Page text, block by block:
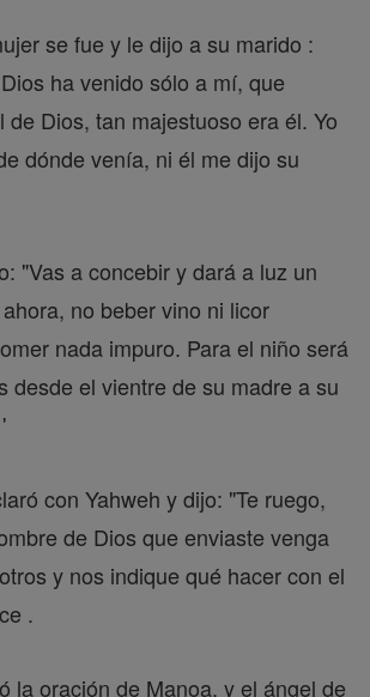
se fue y le dijo a su marido :
ha venido sólo a mí, que
de Dios, tan majestuoso era él. Yo
dónde venía, ni él me dijo su
"Vas a concebir y dará a luz un
no beber vino ni licor
nada impuro. Para el niño será
desde el vientre de su madre a su
con Yahweh y dijo: "Te ruego,
de Dios que enviaste venga
y nos indique qué hacer con el
.
la oración de Manoa, y el ángel de